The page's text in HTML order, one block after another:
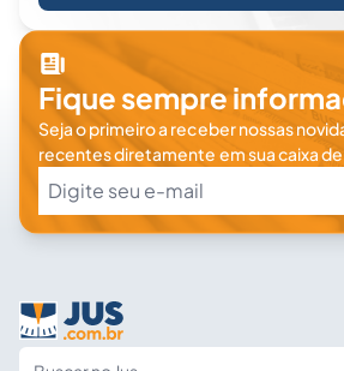
Fique sempre
Seja o primeiro a receber nossas
recentes diretamente em sua caixa